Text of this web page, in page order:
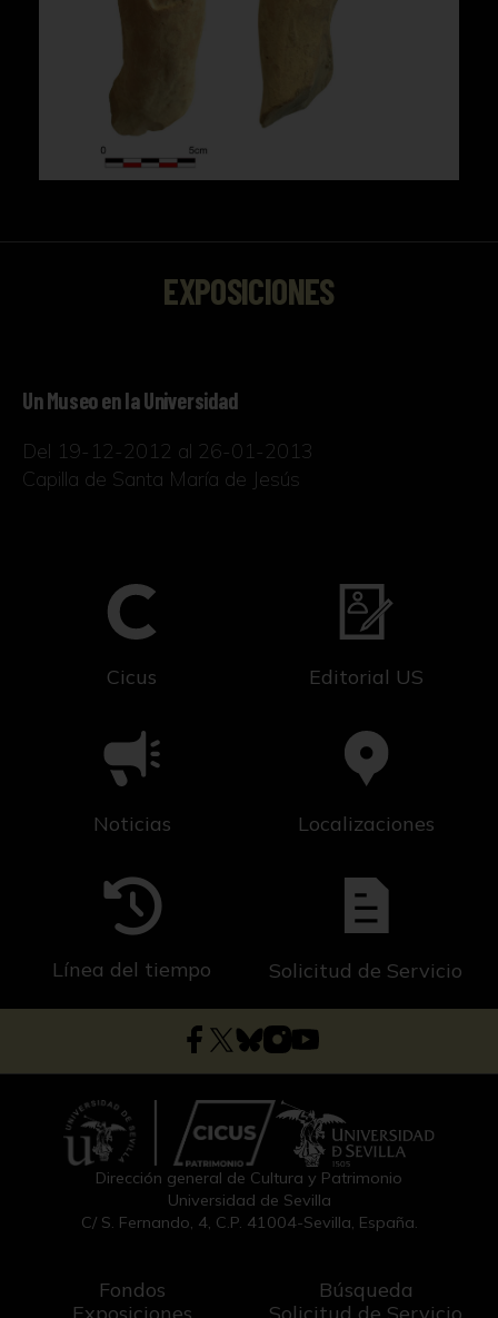
EXPOSICIONES
Un Museo en la Universidad
Del 19-12-2012 al 26-01-2013
Capilla de Santa María de Jesús
Cicus Editorial US
Noticias Localizaciones
Línea del tiempo Solicitud de Servicio
Dirección general de Cultura y Patrimonio
Universidad de Sevilla
C/ S. Fernando, 4, C.P. 41004-Sevilla, España.
Fondos
Exposiciones
Búsqueda
Solicitud de Servicio